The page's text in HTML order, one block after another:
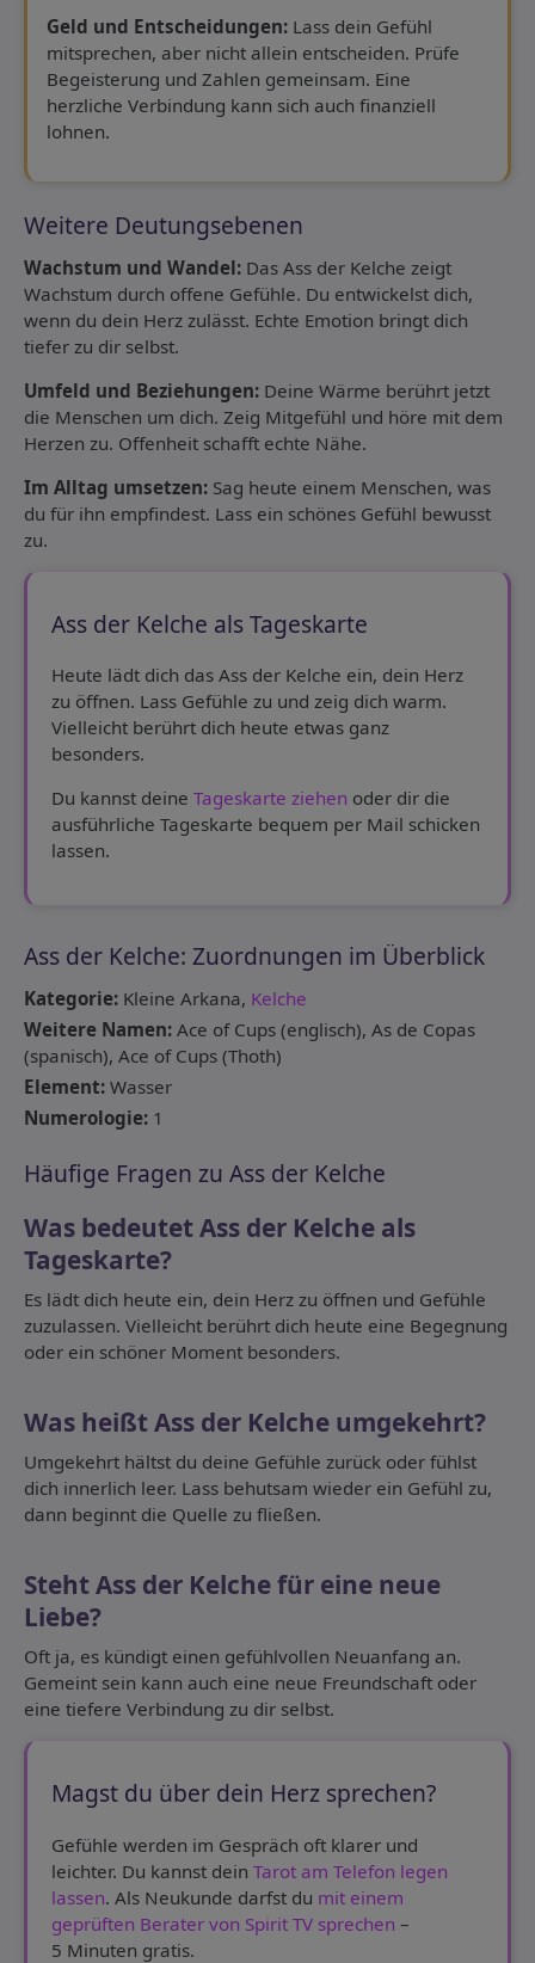
Geld und Entscheidungen: Lass dein Gefühl
mitsprechen, aber nicht allein entscheiden. Prüfe
Begeisterung und Zahlen gemeinsam. Eine
herzliche Verbindung kann sich auch finanziell
lohnen.
Weitere Deutungsebenen
Wachstum und Wandel: Das Ass der Kelche zeigt
Wachstum durch offene Gefühle. Du entwickelst dich,
wenn du dein Herz zulässt. Echte Emotion bringt dich
tiefer zu dir selbst.
Umfeld und Beziehungen: Deine Wärme berührt jetzt
die Menschen um dich. Zeig Mitgefühl und höre mit dem
Herzen zu. Offenheit schafft echte Nähe.
Im Alltag umsetzen: Sag heute einem Menschen, was
du für ihn empfindest. Lass ein schönes Gefühl bewusst
zu.
Ass der Kelche als Tageskarte
Heute lädt dich das Ass der Kelche ein, dein Herz
zu öffnen. Lass Gefühle zu und zeig dich warm.
Vielleicht berührt dich heute etwas ganz
besonders.
Du kannst deine Tageskarte ziehen oder dir die
ausführliche Tageskarte bequem per Mail schicken
lassen.
Ass der Kelche: Zuordnungen im Überblick
Kategorie: Kleine Arkana, Kelche
Weitere Namen: Ace of Cups (englisch), As de Copas
(spanisch), Ace of Cups (Thoth)
Element: Wasser
Numerologie: 1
Häufige Fragen zu Ass der Kelche
Was bedeutet Ass der Kelche als
Tageskarte?
Es lädt dich heute ein, dein Herz zu öffnen und Gefühle
zuzulassen. Vielleicht berührt dich heute eine Begegnung
oder ein schöner Moment besonders.
Was heißt Ass der Kelche umgekehrt?
Umgekehrt hältst du deine Gefühle zurück oder fühlst
dich innerlich leer. Lass behutsam wieder ein Gefühl zu,
dann beginnt die Quelle zu fließen.
Steht Ass der Kelche für eine neue
Liebe?
Oft ja, es kündigt einen gefühlvollen Neuanfang an.
Gemeint sein kann auch eine neue Freundschaft oder
eine tiefere Verbindung zu dir selbst.
Magst du über dein Herz sprechen?
Gefühle werden im Gespräch oft klarer und
leichter. Du kannst dein Tarot am Telefon legen
lassen. Als Neukunde darfst du mit einem
geprüften Berater von Spirit TV sprechen –
5 Minuten gratis.